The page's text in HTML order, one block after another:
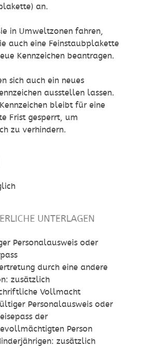
an.
in Umweltzonen fahren,
auch eine Feinstaubplakette
Kennzeichen beantragen.
sich auch ein neues
ausstellen lassen.
bleibt für eine
Frist gesperrt, um
zu verhindern.
UNTERLAGEN
Personalausweis oder
durch eine andere
zusätzlich
Vollmacht
Personalausweis oder
der
Person
zusätzlich